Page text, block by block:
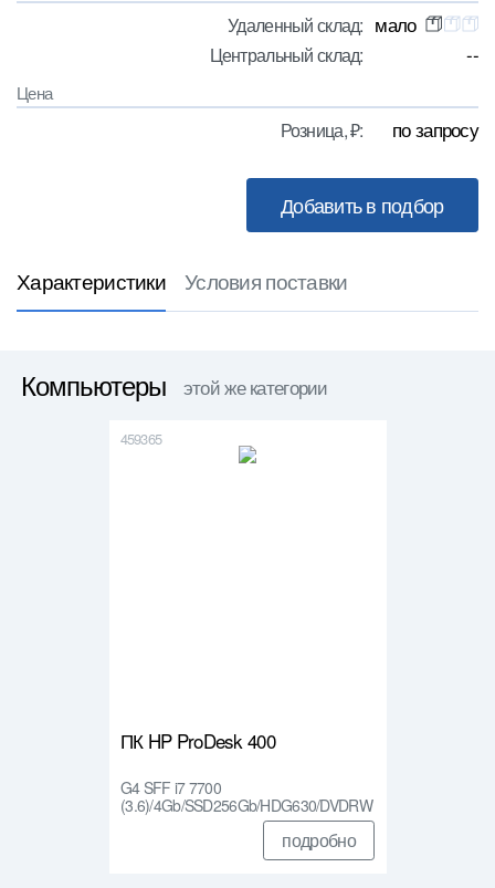
Удаленный склад: мало
Центральный склад: --
Цена
Розница, ₽: по запросу
Характеристики Условия поставки
Компьютеры этой же категории
459365
ПК HP ProDesk 400
G4 SFF i7 7700
(3.6)/4Gb/SSD256Gb/HDG630/DVDRW
/Wi…
подробно